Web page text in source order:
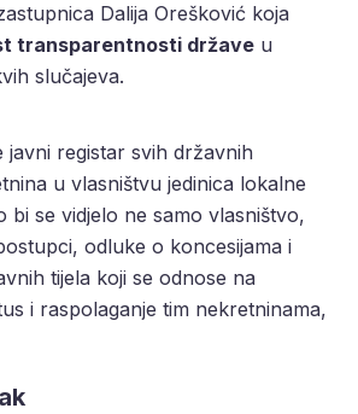
Dalija Orešković koja
transparentnosti države u
slučajeva.
javni registar svih državnih
u vlasništvu jedinica lokalne
bi se vidjelo ne samo vlasništvo,
odluke o koncesijama i
tijela koji se odnose na
i raspolaganje tim nekretninama,